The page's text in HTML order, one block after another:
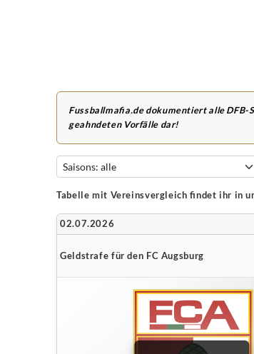
Fussballmafia.de dokumentiert alle
geahndeten Vorfälle dar!
Tabelle mit Vereinsvergleich findet ihr in
02.07.2026
Geldstrafe für den FC Augsburg